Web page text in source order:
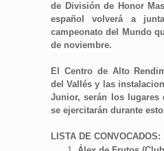
de División de Honor
español volverá a
campeonato del Mundo
de noviembre.
El Centro de Alto
del Vallés y las
Junior, serán los lugares
se ejercitarán durante
LISTA DE CONVOCADOS: